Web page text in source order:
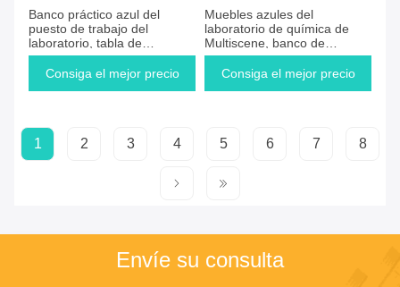
Banco práctico azul del
puesto de trabajo del
laboratorio, tabla de
funcionamiento
multifuncional del laboratorio
Consiga el mejor precio
Muebles azules del
laboratorio de química de
Multiscene, banco de
laboratorio a prueba de
herrumbre con los cajones
Consiga el mejor precio
1 2 3 4 5 6 7 8
Envíe su consulta